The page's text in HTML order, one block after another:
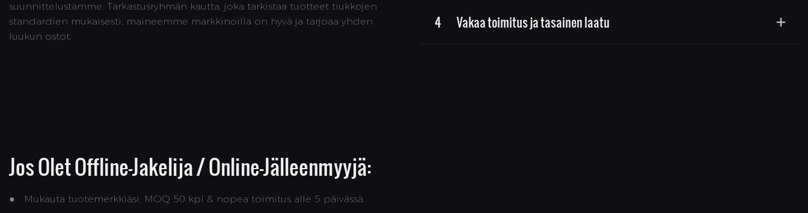
suunnittelustamme. Tarkastusryhmän kautta, joka tarkistaa tuotteet tiukkojen
standardien mukaisesti, maineemme markkinoilla on hyvä ja tarjoaa yhden
luukun ostot.
4 Vakaa toimitus ja tasainen laatu
Jos Olet Offline-Jakelija / Online-Jälleenmyyjä:
● Mukauta tuotemerkkiäsi: MOQ 50 kpl & nopea toimitus alle 5 päivässä.